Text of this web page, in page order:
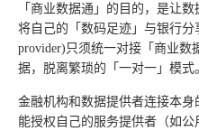
「商业数据通」的目的，是让
将自己的「数码足迹」与银行分
provider)只须统一对接「商业数
据，脱离繁琐的「一对一」模式
金融机构和数据提供者连接本
能授权自己的服务提供者（如